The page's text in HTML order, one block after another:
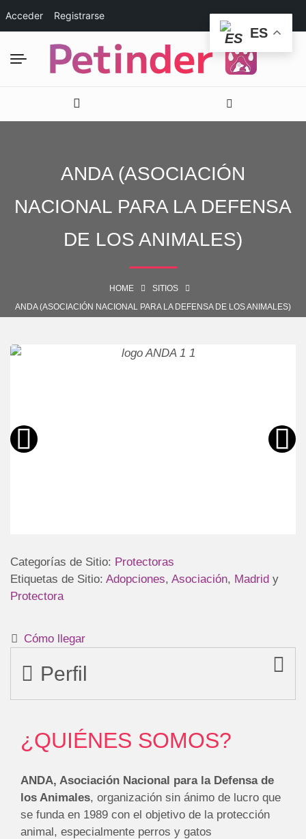
Acceder Registrarse
ANDA (ASOCIACIÓN
NACIONAL PARA LA DEFENSA
DE LOS ANIMALES)
HOME
SITIOS
ANDA (ASOCIACIÓN NACIONAL PARA LA DEFENSA DE LOS ANIMALES)
Categorías de Sitio: Protectoras
Etiquetas de Sitio: Adopciones, Asociación, Madrid y
Protectora
Cómo llegar
Perfil
¿QUIÉNES SOMOS?
ANDA, Asociación Nacional para la Defensa de
los Animales, organización sin ánimo de lucro que
se funda en 1989 con el objetivo de la protección
animal, especialmente perros y gatos
ES